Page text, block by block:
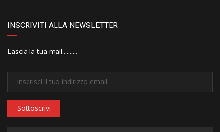
INSCRIVITI ALLA NEWSLETTER
Lascia la tua mail..........
Sottoscrivi